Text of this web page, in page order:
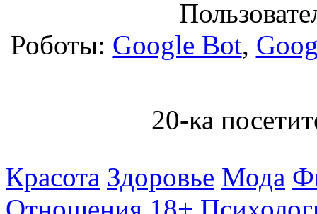
Роботы: Google Bot,
20-ка
Красота Здоровье Мода